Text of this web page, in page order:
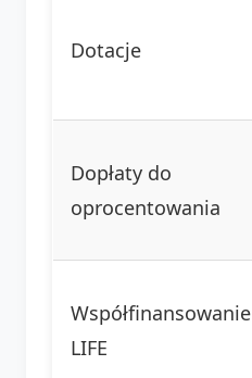
Dotacje
Dopłaty do
oprocentowania
Współfinansowanie
LIFE